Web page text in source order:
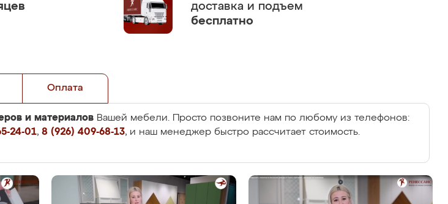
доставка и подъем
бесплатно
Оплата
и материалов Вашей мебели. Просто позвоните нам по любому из телефонов:
24-01, 8 (926) 409-68-13, и наш менеджер быстро рассчитает стоимость.